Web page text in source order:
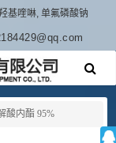
基喹啉, 单氟磷酸钠
酸内酯 95%